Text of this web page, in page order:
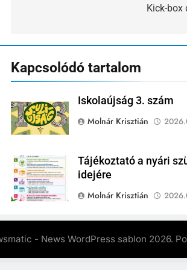
Kick-box
Kapcsolódó tartalom
Iskolaújság 3. szám
Molnár Krisztián
Tájékoztató a nyári
idejére
Molnár Krisztián
- News WordPress sablon 2026.